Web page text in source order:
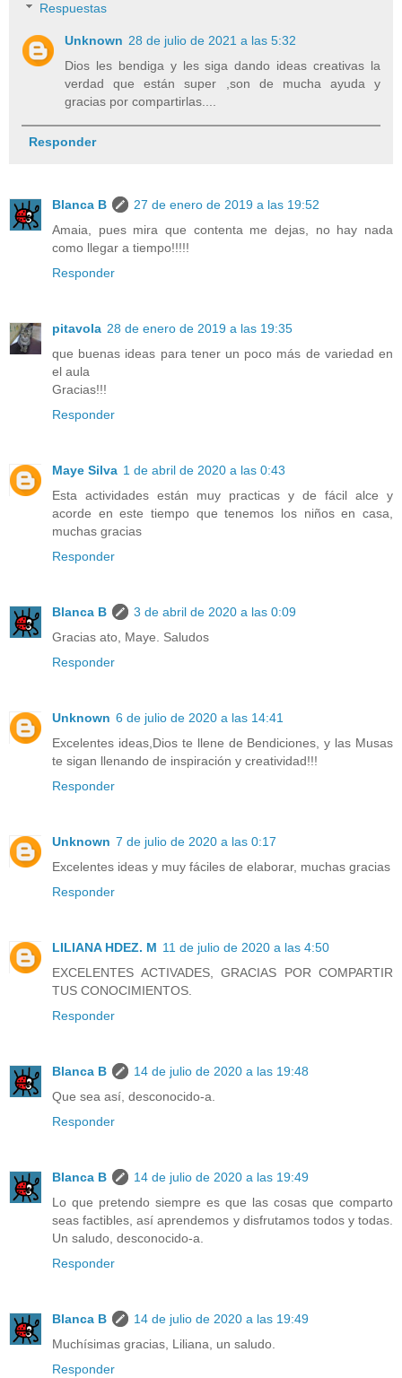
Respuestas
Unknown 28 de julio de 2021 a las 5:32
Dios les bendiga y les siga dando ideas creativas la
verdad que están super ,son de mucha ayuda y
gracias por compartirlas....
Responder
Blanca B
27 de enero de 2019 a las 19:52
Amaia, pues mira que contenta me dejas, no hay nada
como llegar a tiempo!!!!!
Responder
pitavola 28 de enero de 2019 a las 19:35
que buenas ideas para tener un poco más de variedad en
el aula
Gracias!!!
Responder
Maye Silva 1 de abril de 2020 a las 0:43
Esta actividades están muy practicas y de fácil alce y
acorde en este tiempo que tenemos los niños en casa,
muchas gracias
Responder
Blanca B
3 de abril de 2020 a las 0:09
Gracias ato, Maye. Saludos
Responder
Unknown 6 de julio de 2020 a las 14:41
Excelentes ideas,Dios te llene de Bendiciones, y las Musas
te sigan llenando de inspiración y creatividad!!!
Responder
Unknown 7 de julio de 2020 a las 0:17
Excelentes ideas y muy fáciles de elaborar, muchas gracias
Responder
LILIANA HDEZ. M 11 de julio de 2020 a las 4:50
EXCELENTES ACTIVADES, GRACIAS POR COMPARTIR
TUS CONOCIMIENTOS.
Responder
Blanca B
14 de julio de 2020 a las 19:48
Que sea así, desconocido-a.
Responder
Blanca B
14 de julio de 2020 a las 19:49
Lo que pretendo siempre es que las cosas que comparto
seas factibles, así aprendemos y disfrutamos todos y todas.
Un saludo, desconocido-a.
Responder
Blanca B
14 de julio de 2020 a las 19:49
Muchísimas gracias, Liliana, un saludo.
Responder